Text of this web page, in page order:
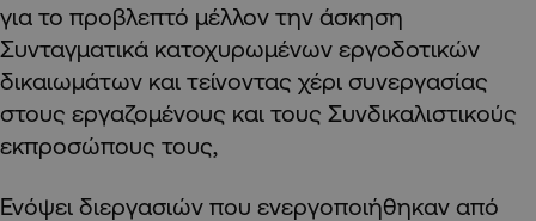
για το προβλεπτό μέλλον την άσκηση
Συνταγματικά κατοχυρωμένων εργοδοτικών
δικαιωμάτων και τείνοντας χέρι συνεργασίας
στους εργαζομένους και τους Συνδικαλιστικούς
εκπροσώπους τους,
Ενόψει διεργασιών που ενεργοποιήθηκαν από